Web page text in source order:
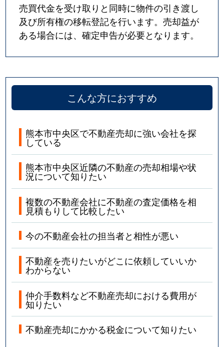
売買代金を受け取りと同時に物件の引き渡し
及び所有権の移転登記を行います。売却益が
ある場合には、確定申告が必要となります。
こんな方におすすめ
熊本市中央区で不動産売却に強い会社を探
している
熊本市中央区近隣の不動産の売却相場や状
況について知りたい
複数の不動産会社に不動産の査定価格を相
見積もりして比較したい
今の不動産会社の担当者と相性が悪い
不動産を売りたいがどこに依頼していいか
わからない
仲介手数料など不動産売却における費用が
知りたい
不動産売却にかかる税金について知りたい